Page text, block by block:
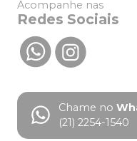
Acompanhe nas
Redes Sociais
Chame no
(21) 2254-1540